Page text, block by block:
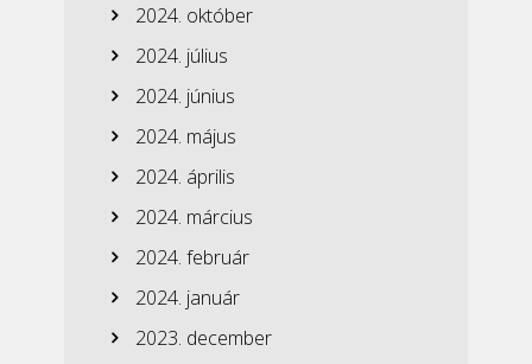
2024. október
2024. július
2024. június
2024. május
2024. április
2024. március
2024. február
2024. január
2023. december